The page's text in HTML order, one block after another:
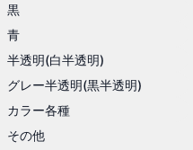
黒
青
半透明(白半透明)
グレー半透明(黒半透明)
カラー各種
その他